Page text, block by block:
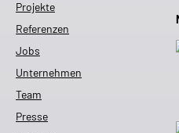
Projekte
Referenzen
Jobs
Unternehmen
Team
Presse